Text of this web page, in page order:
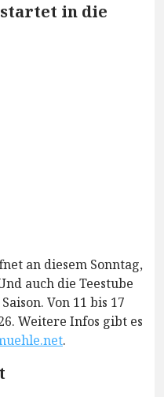
in die
an diesem Sonntag,
auch die Teestube
Von 11 bis 17
Weitere Infos gibt es
.